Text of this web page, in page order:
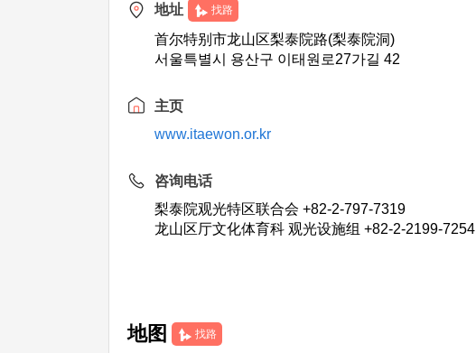
地址 找路
首尔特别市龙山区梨泰院路(梨泰院洞)
서울특별시 용산구 이태원로27가길 42
主页
www.itaewon.or.kr
咨询电话
梨泰院观光特区联合会 +82-2-797-7319
龙山区厅文化体育科 观光设施组 +82-2-2199-7254
地图 找路